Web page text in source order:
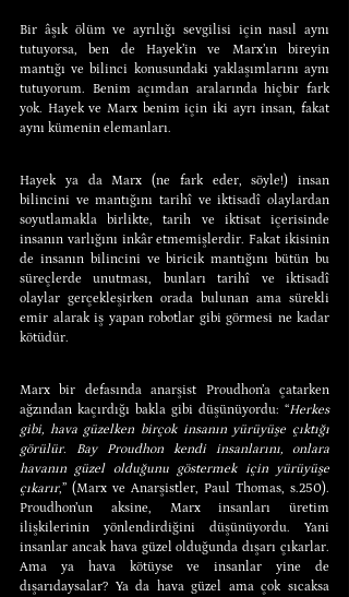
Bir âşık ölüm ve ayrılığı sevgilisi için nasıl aynı
tutuyorsa, ben de Hayek’in ve Marx’ın bireyin
mantığı ve bilinci konusundaki yaklaşımlarını aynı
tutuyorum. Benim açımdan aralarında hiçbir fark
yok. Hayek ve Marx benim için iki ayrı insan, fakat
aynı kümenin elemanları.
Hayek ya da Marx (ne fark eder, söyle!) insan
bilincini ve mantığını tarihî ve iktisadî olaylardan
soyutlamakla birlikte, tarih ve iktisat içerisinde
insanın varlığını inkâr etmemişlerdir. Fakat ikisinin
de insanın bilincini ve biricik mantığını bütün bu
süreçlerde unutması, bunları tarihî ve iktisadî
olaylar gerçekleşirken orada bulunan ama sürekli
emir alarak iş yapan robotlar gibi görmesi ne kadar
kötüdür.
Marx bir defasında anarşist Proudhon’a çatarken
ağzından kaçırdığı bakla gibi düşünüyordu: “Herkes
gibi, hava güzelken birçok insanın yürüyüşe çıktığı
görülür. Bay Proudhon kendi insanlarını, onlara
havanın güzel olduğunu göstermek için yürüyüşe
çıkarır,” (Marx ve Anarşistler, Paul Thomas, s.250).
Proudhon’un aksine, Marx insanları üretim
ilişkilerinin yönlendirdiğini düşünüyordu. Yani
insanlar ancak hava güzel olduğunda dışarı çıkarlar.
Ama ya hava kötüyse ve insanlar yine de
dışarıdaysalar? Ya da hava güzel ama çok sıcaksa